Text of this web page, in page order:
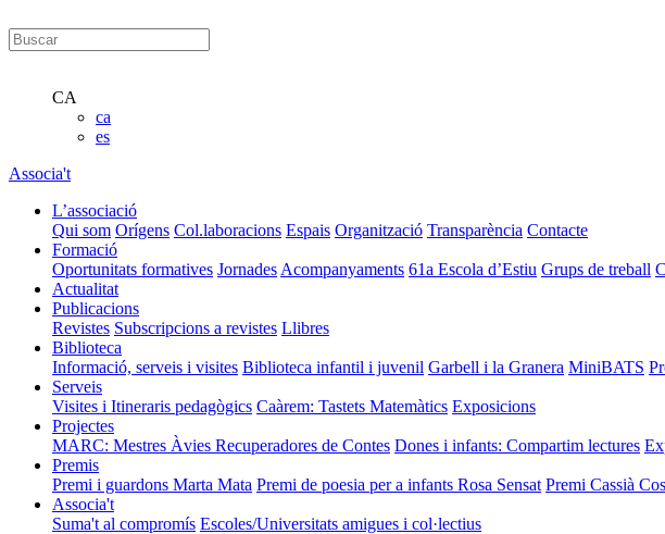
CA
ca
es
Associa't
L’associació
Qui som Orígens Col.laboracions Espais Organització Transparència Contacte
Formació
Oportunitats formatives Jornades Acompanyaments 61a Escola d’Estiu Grups de treball
Actualitat
Publicacions
Revistes Subscripcions a revistes Llibres
Biblioteca
Informació, serveis i visites Biblioteca infantil i juvenil Garbell i la Granera MiniBATS
Serveis
Visites i Itineraris pedagògics Caàrem: Tastets Matemàtics Exposicions
Projectes
MARC: Mestres Àvies Recuperadores de Contes Dones i infants: Compartim lectures
Premis
Premi i guardons Marta Mata Premi de poesia per a infants Rosa Sensat Premi Cassià
Associa't
Suma't al compromís Escoles/Universitats amigues i col·lectius